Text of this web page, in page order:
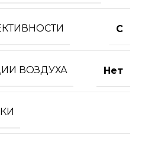
C
ВОЗДУХА Нет